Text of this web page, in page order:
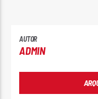
AUTOR
ADMIN